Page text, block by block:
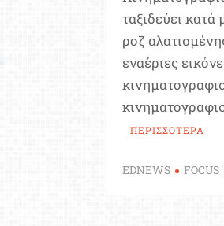
ταξιδεύει
ροζ
εναέριες
ΠΕΡΙΣΣΟΤΕΡΑ
EDNEWS FOCUS